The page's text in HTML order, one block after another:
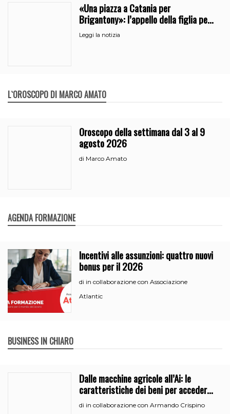
«Una piazza a Catania per
Brigantony»: l’appello della figlia per
la memoria del cantante popolare
Leggi la notizia
L`OROSCOPO DI MARCO AMATO
Oroscopo della settimana dal 3 al 9
agosto 2026
di Marco Amato
AGENDA FORMAZIONE
Incentivi alle assunzioni: quattro nuovi
bonus per il 2026
di in collaborazione con Associazione
Atlantic
BUSINESS IN CHIARO
Dalle macchine agricole all’Ai: le
caratteristiche dei beni per accedere
all’iperammortamento
di in collaborazione con Armando Crispino